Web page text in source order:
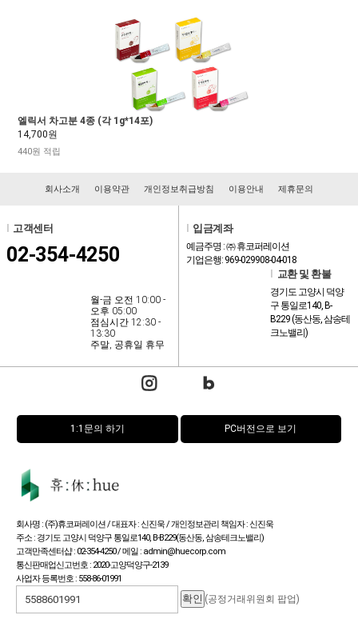
엘릭서 차고분 4종 (각 1g*14포)
14,700원
440원 적립
회사소개 이용약관 개인정보취급방침 이용안내 제휴문의
고객센터
02-354-4250
월-금 오전 10:00 -
오후 05:00
점심시간 12:30 -
13:30
주말, 공휴일 휴무
입금계좌
예금주명 : ㈜ 휴코퍼레이션
기업은행: 969-029908-04-018
교환 및 환불
경기도 고양시 덕양
구 통일로140, B-
B229 (동산동, 삼송테
크노밸리)
1:1문의 하기 PC버전으로 보기
회사명 : (주)휴코퍼레이션 / 대표자 : 신진욱 / 개인정보관리 책임자 : 신진욱
주소 : 경기도 고양시 덕양구 통일로140, B-B229(동산동, 삼송테크노밸리)
고객만족센터샵 : 02-354-4250 / 메일 : admin@huecorp.com
통신판매업신고번호 : 2020-고양덕양구-2139
사업자 등록번호 : 558-86-01991
(공정거래위원회 팝업)